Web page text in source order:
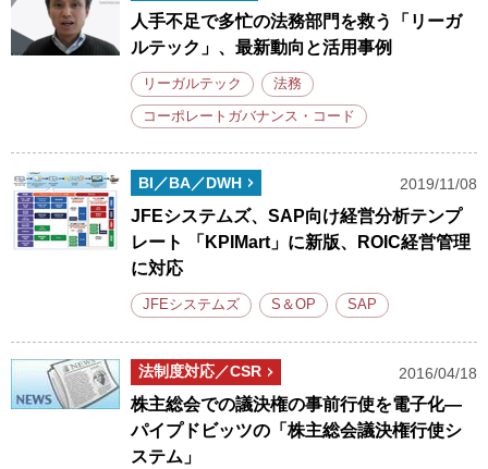
人手不足で多忙の法務部門を救う「リーガ
ルテック」、最新動向と活用事例
リーガルテック 法務
コーポレートガバナンス・コード
BI／BA／DWH 2019/11/08
JFEシステムズ、SAP向け経営分析テンプ
レート 「KPIMart」に新版、ROIC経営管理
に対応
JFEシステムズ S＆OP SAP
法制度対応／CSR 2016/04/18
株主総会での議決権の事前行使を電子化―
パイプドビッツの「株主総会議決権行使シ
ステム」